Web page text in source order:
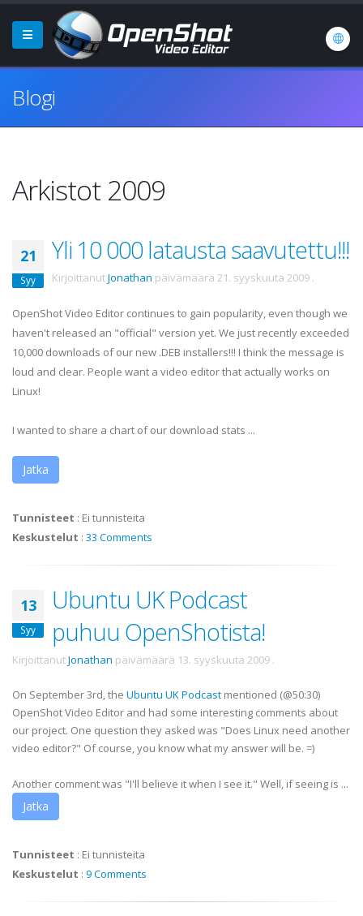
Blogi
Arkistot 2009
21
Syy
Yli 10 000 latausta saavutettu!!!
KirjoittanutJonathan päivämäärä 21. syyskuuta 2009 .
OpenShot Video Editor continues to gain popularity, even though we
haven't released an "official" version yet. We just recently exceeded
10,000 downloads of our new .DEB installers!!! I think the message is
loud and clear. People want a video editor that actually works on
Linux!
I wanted to share a chart of our download stats ...
Jatka
Tunnisteet : Ei tunnisteita
Keskustelut : 33 Comments
13
Syy
Ubuntu UK Podcast
puhuu OpenShotista!
KirjoittanutJonathan päivämäärä 13. syyskuuta 2009 .
On September 3rd, the Ubuntu UK Podcast mentioned (@50:30)
OpenShot Video Editor and had some interesting comments about
our project. One question they asked was "Does Linux need another
video editor?" Of course, you know what my answer will be. =)
Another comment was "I'll believe it when I see it." Well, if seeing is ...
Jatka
Tunnisteet : Ei tunnisteita
Keskustelut : 9 Comments